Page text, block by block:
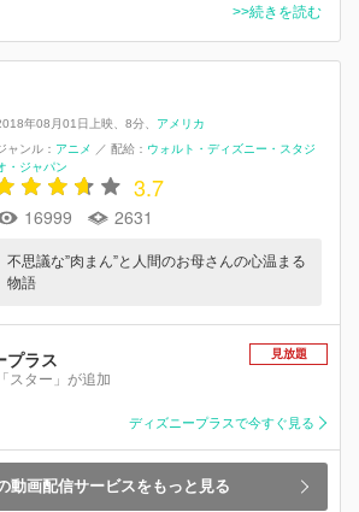
>>続きを読む
年08月01日上映 8分
アメリカ
ャンル： アニメ ／ 配給： ウォルト・ディズニー・スタジ
・ジャパン
3.7
16999 2631
不思議な”肉まん”と人間のお母さんの心温まる
物語
プラス
スター」が追加
見放題
ディズニープラスで今すぐ見る
動画配信サービスをもっと見る